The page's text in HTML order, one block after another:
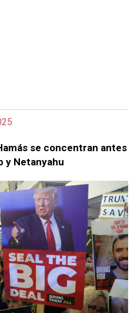
se concentran antes
y Netanyahu